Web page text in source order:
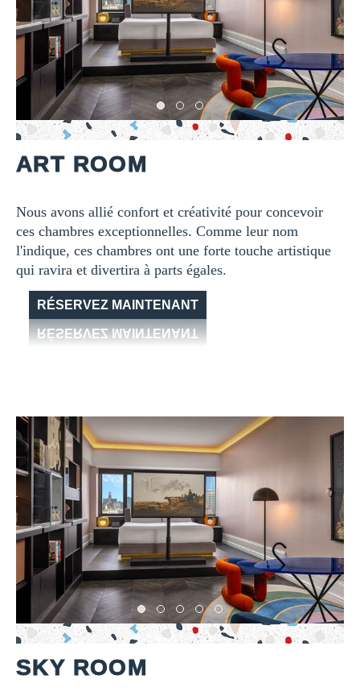
ART ROOM
Nous avons allié confort et créativité pour concevoir
ces chambres exceptionnelles. Comme leur nom
l'indique, ces chambres ont une forte touche artistique
qui ravira et divertira à parts égales.
RÉSERVEZ MAINTENANT
RÉSERVEZ MAINTENANT
SKY ROOM